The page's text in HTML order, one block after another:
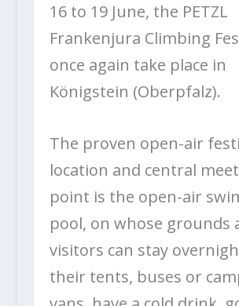
16 to 19 June, the PETZL
Frankenjura Climbing
once again take place in
Königstein (Oberpfalz).
The proven open-air
location and central
point is the open-air
pool, on whose grounds
visitors can stay
their tents, buses or